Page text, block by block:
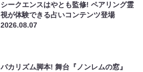
シークエンスはやとも監修! ペアリング霊
視が体験できる占いコンテンツ登場
2026.08.07
バカリズム脚本! 舞台『ノンレムの窓』